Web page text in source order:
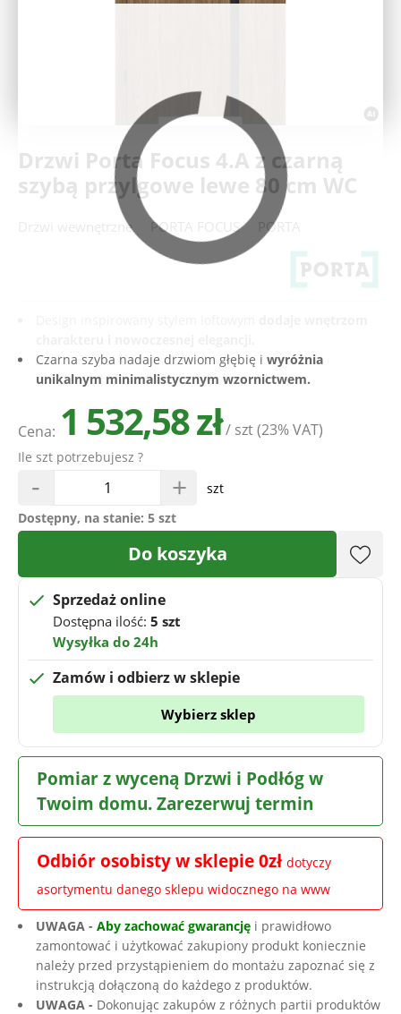
Drzwi Porta Focus 4.A z czarną
szybą przylgowe lewe 80 cm WC
Drzwi wewnętrzne PORTA FOCUS PORTA
Czarna szyba nadaje drzwiom głębię i wyróżnia
unikalnym minimalistycznym wzornictwem.
Cena: 1 532,58 zł/ szt(23% VAT)
Ile szt potrzebujesz ?
- +
szt
Dostępny, na stanie: 5 szt
Do koszyka
Sprzedaż online
Dostępna ilość: 5 szt
Wysyłka do 24h
Zamów i odbierz w sklepie
Wybierz sklep
Pomiar z wyceną Drzwi i Podłóg w
Twoim domu. Zarezerwuj termin
Odbiór osobisty w sklepie 0zł dotyczy
asortymentu danego sklepu widocznego na www
UWAGA - Aby zachować gwarancję i prawidłowo
zamontować i użytkować zakupiony produkt koniecznie
należy przed przystąpieniem do montażu zapoznać się z
instrukcją dołączoną do każdego z produktów.
UWAGA - Dokonując zakupów z różnych partii produktów